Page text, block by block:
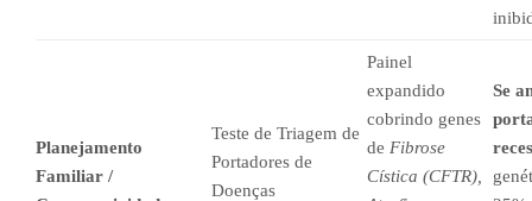
Planejamento
Familiar /
Teste de Triagem de
Portadores de
Doenças
Painel
expandido
cobrindo genes
de Fibrose
Cística (CFTR),
Se